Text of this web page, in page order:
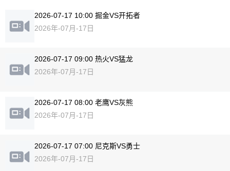
2026-07-17 10:00 掘金VS开拓者
2026年-07月-17日
2026-07-17 09:00 热火VS猛龙
2026年-07月-17日
2026-07-17 08:00 老鹰VS灰熊
2026年-07月-17日
2026-07-17 07:00 尼克斯VS勇士
2026年-07月-17日